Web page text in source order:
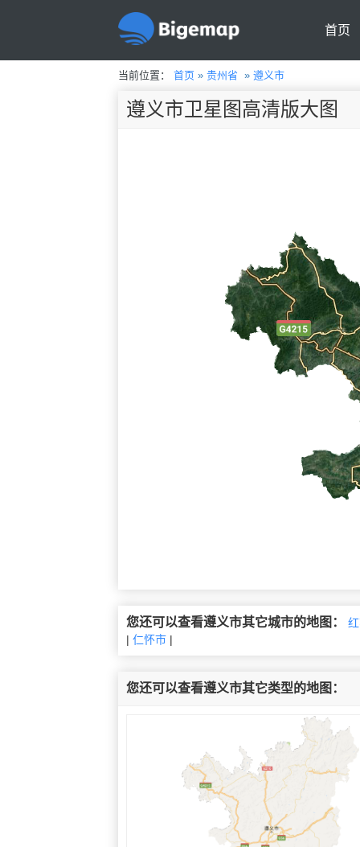
首页
当前位置： 首页» 贵州省 » 遵义市
遵义市卫星图高清版大图
您还可以查看遵义市其它城市的地图：
| 仁怀市|
您还可以查看遵义市其它类型的地图：